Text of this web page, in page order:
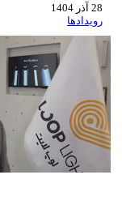
28 آذر 1404
رویدادها